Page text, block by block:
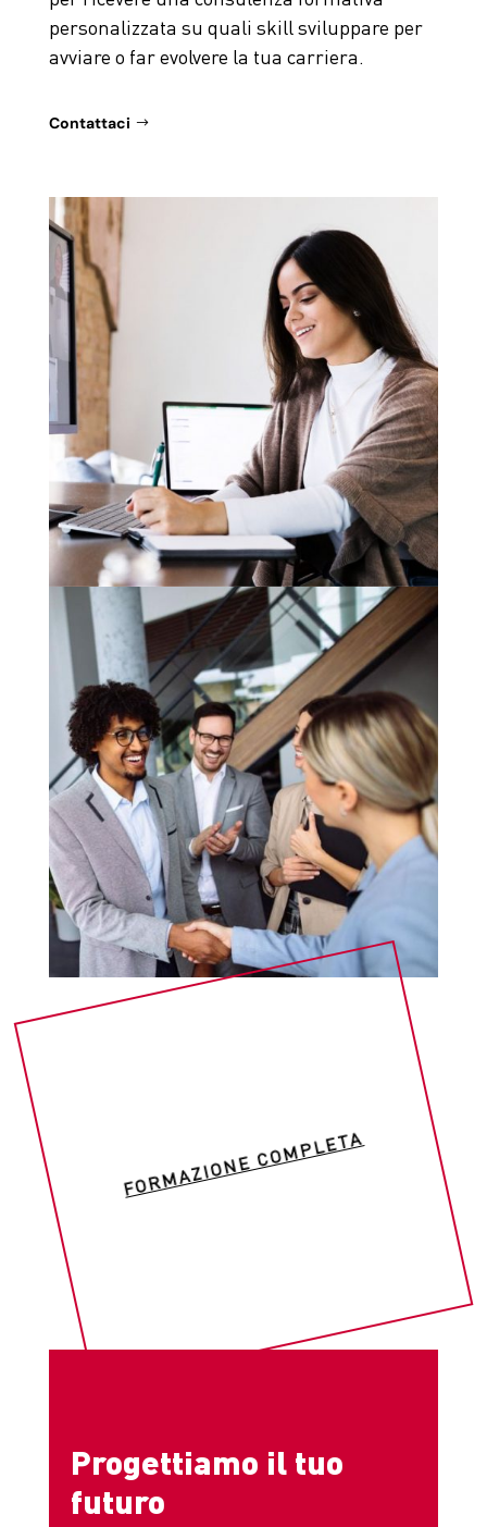
personalizzata su quali skill sviluppare per
avviare o far evolvere la tua carriera.
Contattaci
FORMAZIONE COMPLETA
Progettiamo il tuo
futuro